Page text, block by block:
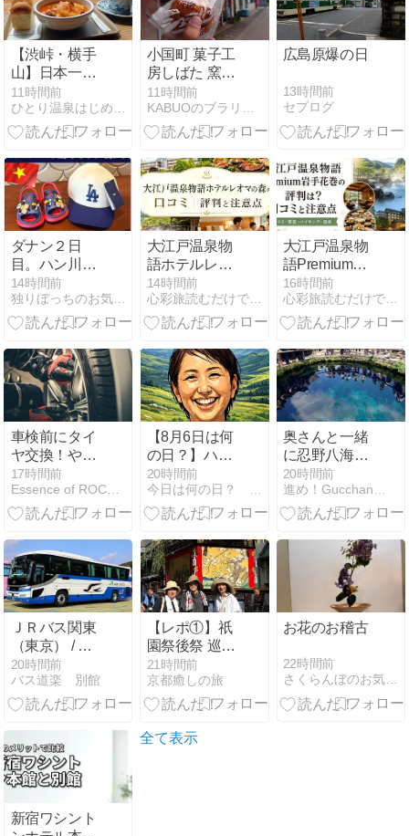
応、そしてケ
チャップまみ
れの本家フリ
ットに舌鼓
【渋峠・横手
山】日本一高
いパン屋「横
手山頂ヒュッ
テ」で絶品ボ
チ！標高
2,307mの雲上
レストラン｜
万座温泉ひと
り旅㉞
11時間前
小国町 菓子工
房しばた 窯出
しクッキーシ
ューをご紹
介！🍰
11時間前
広島原爆の日
13時間前
セプログ
ダナン２日
目。ハン川沿
いの中心部周
辺を夫婦で散
策。ハン市場
ローカルマー
ケット巡り～
マッサージ～
ヒルトン ダナ
ン ハッピーア
ワー🍸
14時間前
独りぼっちのお気楽マイル道 ANA SFC 思想”たまには…
大江戸温泉物
語ホテルレオ
マの森の口コ
ミ｜評判と注
意点
14時間前
心彩旅読むだけで心が満たされる旅のプラン情報。
大江戸温泉物
語Premium岩
手花巻の評判
は？口コミと
注意点
16時間前
心彩旅読むだけで心が満たされる旅のプラン情報。
車検前にタイ
ヤ交換！やっ
ぱり信頼でき
るお店が安心
✨
17時間前
Essence of ROCO~人生それでもまだ上がる
【8月6日は何
の日？】ハム
の日｜旅先だ
から出会える
「おいしい
出かけよう
20時間前
今日は何の日？ 暮らしを楽しむヒント帖
奥さんと一緒
に忍野八海へ
行ってきまし
た
20時間前
進め！Gucchan号！2nd
ＪＲバス関東
（東京） / 足
立200か 3852
（H657-
18405）
20時間前
バス道楽 別館
【レポ①】祇
園祭後祭 巡行
と還幸祭
21時間前
京都癒しの旅
お花のお稽古
22時間前
さくらんぼのお気楽アメリカ日記
新宿ワシント
全て表示